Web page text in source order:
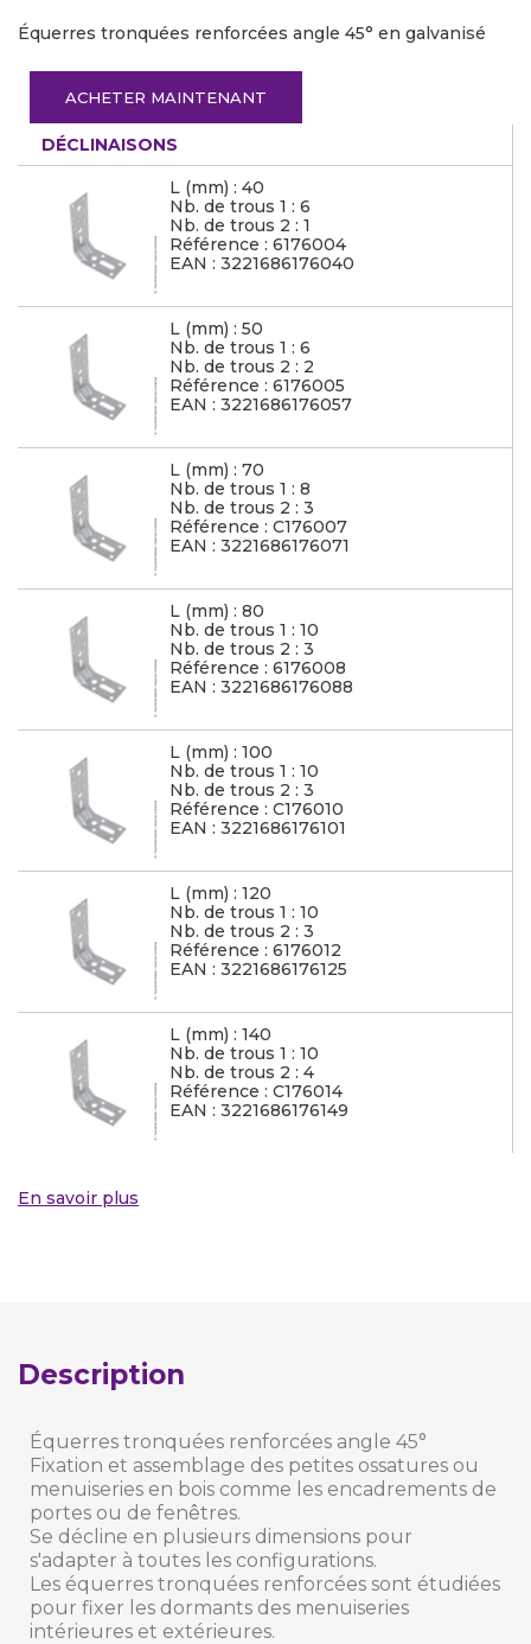
Équerres tronquées renforcées angle 45° en galvanisé
ACHETER MAINTENANT
DÉCLINAISONS
L (mm) : 40
Nb. de trous 1 : 6
Nb. de trous 2 : 1
Référence : 6176004
EAN : 3221686176040
L (mm) : 50
Nb. de trous 1 : 6
Nb. de trous 2 : 2
Référence : 6176005
EAN : 3221686176057
L (mm) : 70
Nb. de trous 1 : 8
Nb. de trous 2 : 3
Référence : C176007
EAN : 3221686176071
L (mm) : 80
Nb. de trous 1 : 10
Nb. de trous 2 : 3
Référence : 6176008
EAN : 3221686176088
L (mm) : 100
Nb. de trous 1 : 10
Nb. de trous 2 : 3
Référence : C176010
EAN : 3221686176101
L (mm) : 120
Nb. de trous 1 : 10
Nb. de trous 2 : 3
Référence : 6176012
EAN : 3221686176125
L (mm) : 140
Nb. de trous 1 : 10
Nb. de trous 2 : 4
Référence : C176014
EAN : 3221686176149
En savoir plus
Description
Équerres tronquées renforcées angle 45°
Fixation et assemblage des petites ossatures ou
menuiseries en bois comme les encadrements de
portes ou de fenêtres.
Se décline en plusieurs dimensions pour
s'adapter à toutes les configurations.
Les équerres tronquées renforcées sont étudiées
pour fixer les dormants des menuiseries
intérieures et extérieures.